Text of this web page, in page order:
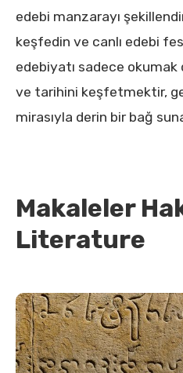
edebi manzarayı
keşfedin ve canlı edebi
edebiyatı sadece okumak
ve tarihini keşfetmektir,
mirasıyla derin bir bağ
Makaleler
Literature